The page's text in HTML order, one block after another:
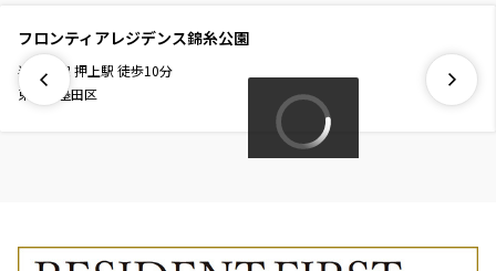
フロンティアレジデンス錦糸公園
半蔵門線押上駅 徒歩10分
東京都墨田区